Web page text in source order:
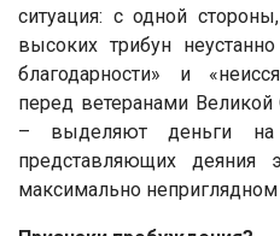
ситуация: с одной
высоких трибун
благодарности» и
перед ветеранами Великой
– выделяют деньги на
представляющих деяния
максимально неприглядном